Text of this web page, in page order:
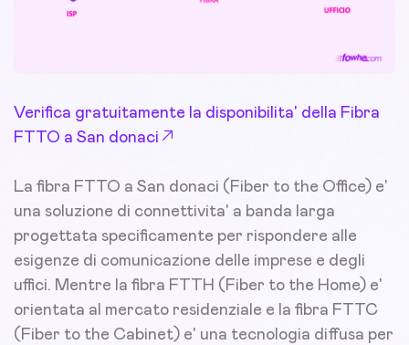
Verifica gratuitamente la disponibilita' della Fibra
FTTO a San donaci
La fibra FTTO a San donaci (Fiber to the Office) e'
una soluzione di connettivita' a banda larga
progettata specificamente per rispondere alle
esigenze di comunicazione delle imprese e degli
uffici. Mentre la fibra FTTH (Fiber to the Home) e'
orientata al mercato residenziale e la fibra FTTC
(Fiber to the Cabinet) e' una tecnologia diffusa per